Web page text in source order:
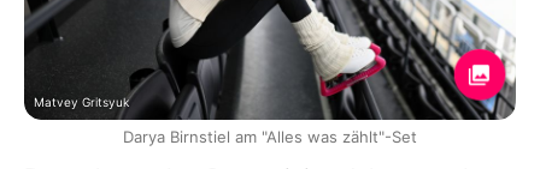
Matvey Gritsyuk
Darya Birnstiel am "Alles was zählt"-Set